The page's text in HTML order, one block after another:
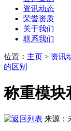
资讯动态
荣誉资质
关于我们
联系我们
位置 ： 主页 > 资讯
的区别
称重模块
来源：